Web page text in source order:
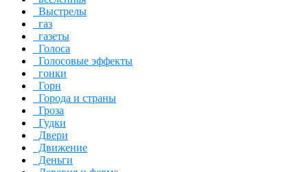
Выстрелы
газ
газеты
Голоса
Голосовые эффекты
гонки
Горн
Города и страны
Гроза
Гудки
Двери
Движение
Деньги